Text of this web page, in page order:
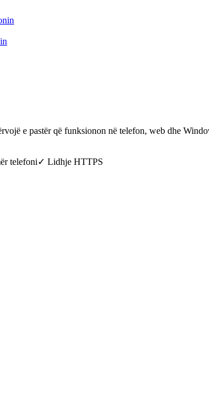
e pastër që funksionon në telefon, web dhe
telefoni✓ Lidhje HTTPS